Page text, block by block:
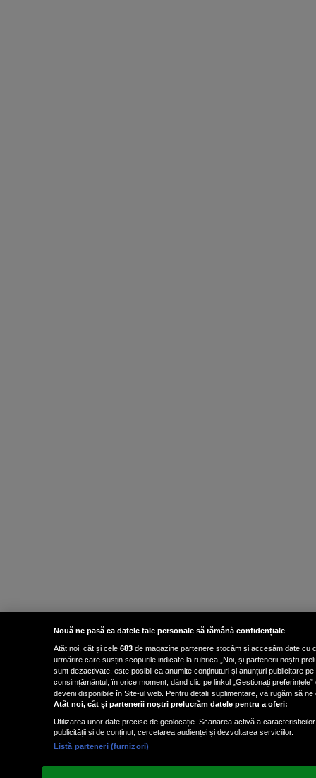
Nouă ne pasă ca datele tale personale să rămână confidențiale
Atât noi, cât și cele 683 de magazine partenere stocăm și accesăm date cu
urmărire care susțin scopurile indicate la rubrica „Noi, și partenerii noștri
sunt dezactivate, este posibil ca anumite conținuturi și anunțuri publicitare
consimțământul, în orice moment, dând clic pe linkul „Gestionați
deveni disponibile în Site-ul web. Pentru detalii suplimentare, vă rugăm să
Atât noi, cât și partenerii noștri prelucrăm datele pentru a oferi:
Utilizarea unor date precise de geolocație. Scanarea activă a
publicității și de conținut, cercetarea audienței și dezvoltarea serviciilor.
Listă parteneri (furnizori)